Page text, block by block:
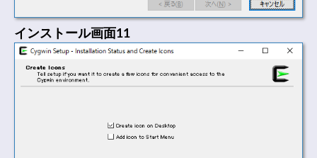
インストール画面11